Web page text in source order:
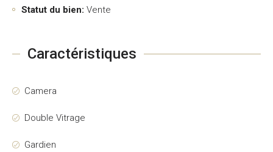
Statut du bien: Vente
Caractéristiques
Camera
Double Vitrage
Gardien